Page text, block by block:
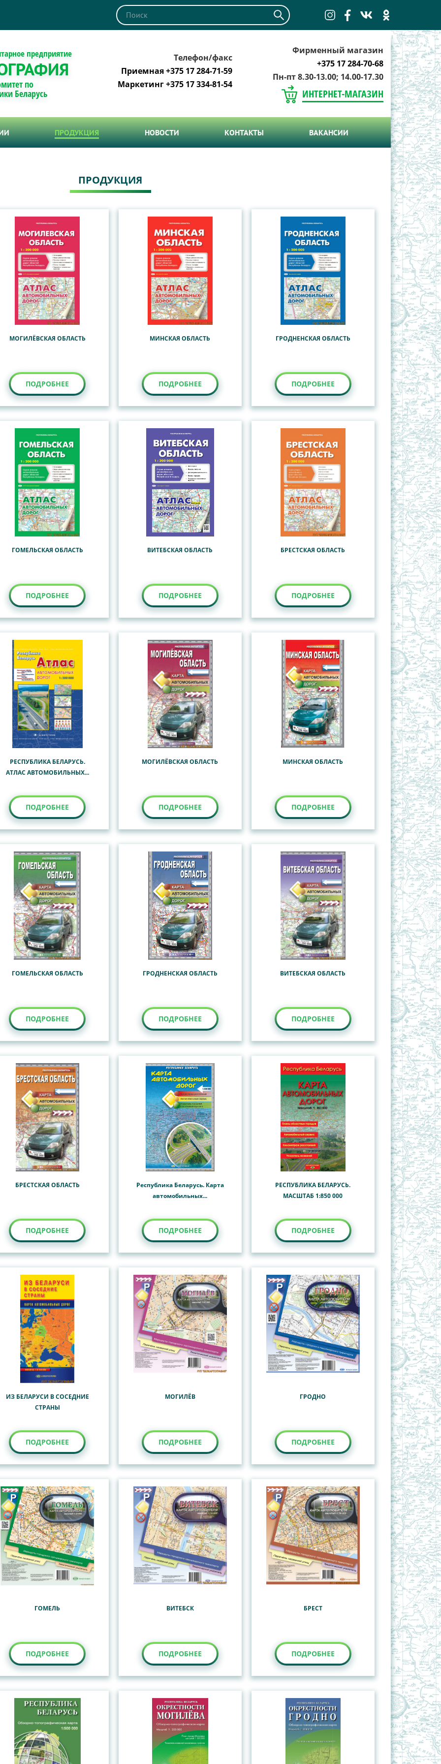
предприятие
по
Беларусь
Телефон/факс
Приемная +375 17 284-71-59
Маркетинг +375 17 334-81-54
Фирменный магазин
+375 17 284-70-68
Пн-пт 8.30-13.00; 14.00-17.30
ИНТЕРНЕТ-МАГАЗИН
ПРОДУКЦИЯ НОВОСТИ КОНТАКТЫ ВАКАНСИИ
ПРОДУКЦИЯ
МОГИЛЁВСКАЯ ОБЛАСТЬ
ПОДРОБНЕЕ
МИНСКАЯ ОБЛАСТЬ
ПОДРОБНЕЕ
ГРОДНЕНСКАЯ ОБЛАСТЬ
ПОДРОБНЕЕ
ГОМЕЛЬСКАЯ ОБЛАСТЬ
ПОДРОБНЕЕ
ВИТЕБСКАЯ ОБЛАСТЬ
ПОДРОБНЕЕ
БРЕСТСКАЯ ОБЛАСТЬ
ПОДРОБНЕЕ
РЕСПУБЛИКА БЕЛАРУСЬ.
АТЛАС АВТОМОБИЛЬНЫХ...
ПОДРОБНЕЕ
МОГИЛЁВСКАЯ ОБЛАСТЬ
ПОДРОБНЕЕ
МИНСКАЯ ОБЛАСТЬ
ПОДРОБНЕЕ
ГОМЕЛЬСКАЯ ОБЛАСТЬ
ПОДРОБНЕЕ
ГРОДНЕНСКАЯ ОБЛАСТЬ
ПОДРОБНЕЕ
ВИТЕБСКАЯ ОБЛАСТЬ
ПОДРОБНЕЕ
БРЕСТСКАЯ ОБЛАСТЬ
ПОДРОБНЕЕ
Республика Беларусь. Карта
автомобильных...
ПОДРОБНЕЕ
РЕСПУБЛИКА БЕЛАРУСЬ.
МАСШТАБ 1:850 000
ПОДРОБНЕЕ
ИЗ БЕЛАРУСИ В СОСЕДНИЕ
СТРАНЫ
ПОДРОБНЕЕ
МОГИЛЁВ
ПОДРОБНЕЕ
ГРОДНО
ПОДРОБНЕЕ
ГОМЕЛЬ
ПОДРОБНЕЕ
ВИТЕБСК
ПОДРОБНЕЕ
БРЕСТ
ПОДРОБНЕЕ